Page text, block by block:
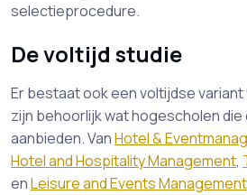
selectieprocedure.
De voltijd studie
Er bestaat ook een voltijdse variant
zijn behoorlijk wat hogescholen die
aanbieden. VanHotel &
Hotel and Hospitality Management,
enLeisure and Events Management